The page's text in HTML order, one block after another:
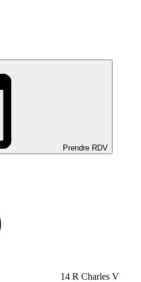
Prendre RDV
14 R Charles V